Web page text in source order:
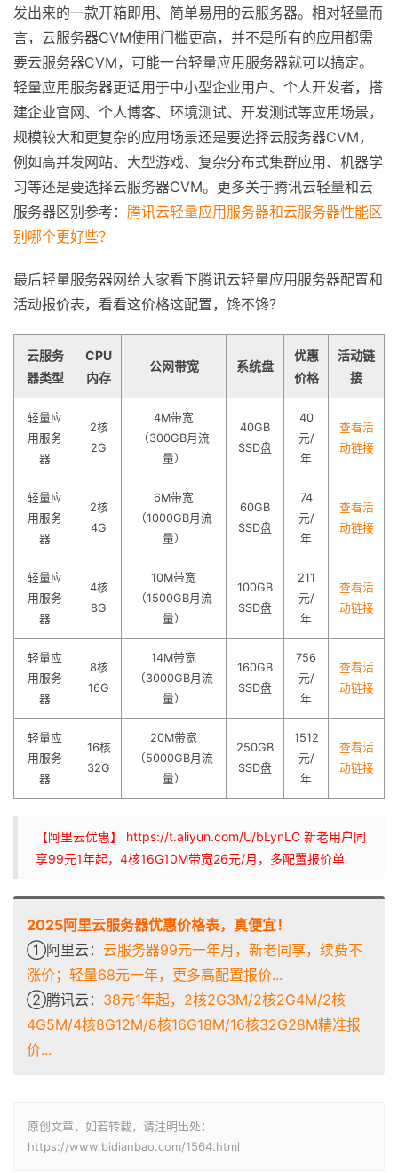
发出来的一款开箱即用、简单易用的云服务器。相对轻量而
言，云服务器CVM使用门槛更高，并不是所有的应用都需
要云服务器CVM，可能一台轻量应用服务器就可以搞定。
轻量应用服务器更适用于中小型企业用户、个人开发者，搭
建企业官网、个人博客、环境测试、开发测试等应用场景，
规模较大和更复杂的应用场景还是要选择云服务器CVM，
例如高并发网站、大型游戏、复杂分布式集群应用、机器学
习等还是要选择云服务器CVM。更多关于腾讯云轻量和云
服务器区别参考： 腾讯云轻量应用服务器和云服务器性能区
别哪个更好些？
最后轻量服务器网给大家看下腾讯云轻量应用服务器配置和
活动报价表，看看这价格这配置，馋不馋？
云服务
器类型
CPU
内存
公网带宽 系统盘
优惠
价格
活动链
接
轻量应
用服务
器
2核
2G
4M带宽
（300GB月流
量）
40GB
SSD盘
40
元/
年
查看活
动链接
轻量应
用服务
器
2核
4G
6M带宽
（1000GB月流
量）
60GB
SSD盘
74
元/
年
查看活
动链接
轻量应
用服务
器
4核
8G
10M带宽
（1500GB月流
量）
100GB
SSD盘
211
元/
年
查看活
动链接
轻量应
用服务
器
8核
16G
14M带宽
（3000GB月流
量）
160GB
SSD盘
756
元/
年
查看活
动链接
轻量应
用服务
器
16核
32G
20M带宽
（5000GB月流
量）
250GB
SSD盘
1512
元/
年
查看活
动链接
【阿里云优惠】 https://t.aliyun.com/U/bLynLC 新老用户同
享99元1年起，4核16G10M带宽26元/月，多配置报价单
2025阿里云服务器优惠价格表，真便宜！
①阿里云： 云服务器99元一年月，新老同享，续费不
涨价；轻量68元一年，更多高配置报价...
②腾讯云： 38元1年起，2核2G3M/2核2G4M/2核
4G5M/4核8G12M/8核16G18M/16核32G28M精准报
价...
原创文章，如若转载，请注明出处：
https://www.bidianbao.com/1564.html